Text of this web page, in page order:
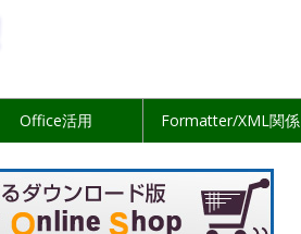
Office活用 Formatter/XML関係